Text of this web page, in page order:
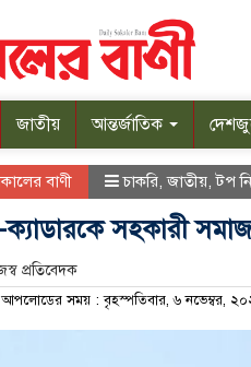
জাতীয় আন্তর্জাতিক
বাণী চাকরি ,জাতীয় ,টপ
সহকারী
প্রতিবেদক
সময় : বৃহস্পতিবার, ৬ নভেম্বর,